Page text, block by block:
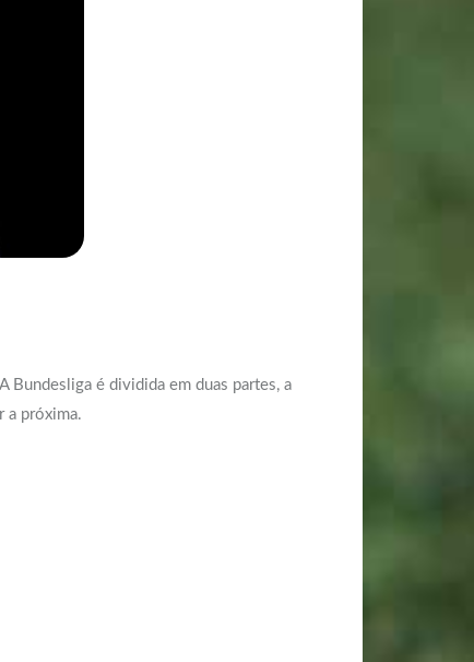
Bundesliga é dividida em duas partes, a
a próxima.